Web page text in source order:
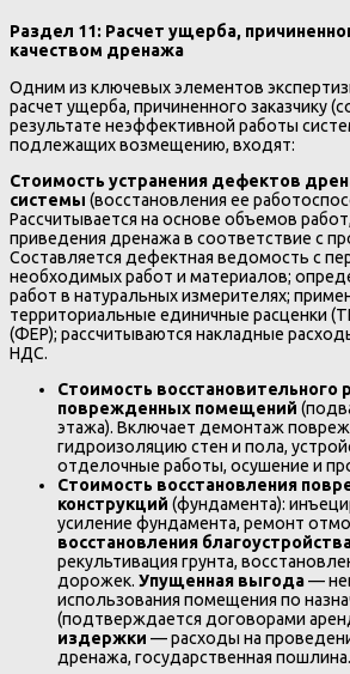
Раздел 11: Расчет ущерба,
качеством дренажа
Одним из ключевых элементов
расчет ущерба, причиненного заказчику
результате неэффективной работы
подлежащих возмещению, входят:
Стоимость устранения дефектов
системы (восстановления ее
Рассчитывается на основе объемов
приведения дренажа в соответствие с
Составляется дефектная ведомость с
необходимых работ и материалов;
работ в натуральных измерителях;
территориальные единичные расценки
(ФЕР); рассчитываются накладные
НДС.
Стоимость восстановительного
поврежденных помещений
этажа). Включает демонтаж
гидроизоляцию стен и пола,
отделочные работы, осушение и
Стоимость восстановления
конструкций (фундамента):
усиление фундамента, ремонт
восстановления
рекультивация грунта,
дорожек. Упущенная выгода—
использования помещения по
(подтверждается договорами
издержки — расходы на
дренажа, государственная пошлина.